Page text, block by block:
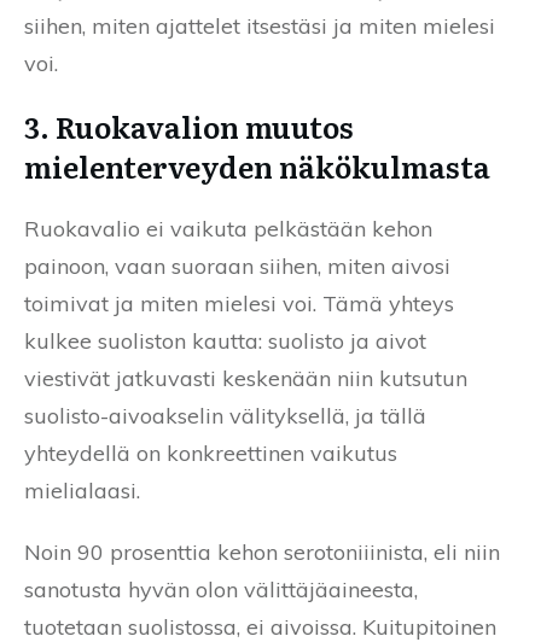
siihen, miten ajattelet itsestäsi ja miten mielesi
voi.
3. Ruokavalion muutos
mielenterveyden näkökulmasta
Ruokavalio ei vaikuta pelkästään kehon
painoon, vaan suoraan siihen, miten aivosi
toimivat ja miten mielesi voi. Tämä yhteys
kulkee suoliston kautta: suolisto ja aivot
viestivät jatkuvasti keskenään niin kutsutun
suolisto-aivoakselin välityksellä, ja tällä
yhteydellä on konkreettinen vaikutus
mielialaasi.
Noin 90 prosenttia kehon serotoniiinista, eli niin
sanotusta hyvän olon välittäjäaineesta,
tuotetaan suolistossa, ei aivoissa. Kuitupitoinen